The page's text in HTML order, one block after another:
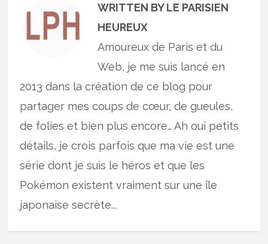
WRITTEN BY LE PARISIEN
HEUREUX
Amoureux de Paris et du
Web, je me suis lancé en
2013 dans la création de ce blog pour
partager mes coups de cœur, de gueules,
de folies et bien plus encore… Ah oui petits
détails, je crois parfois que ma vie est une
série dont je suis le héros et que les
Pokémon existent vraiment sur une île
japonaise secrète...